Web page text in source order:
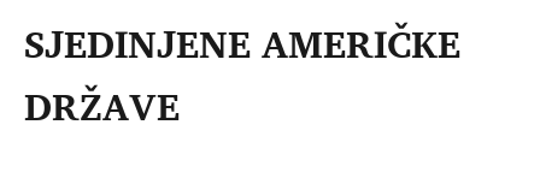
SJEDINJENE AMERIČKE
DRŽAVE